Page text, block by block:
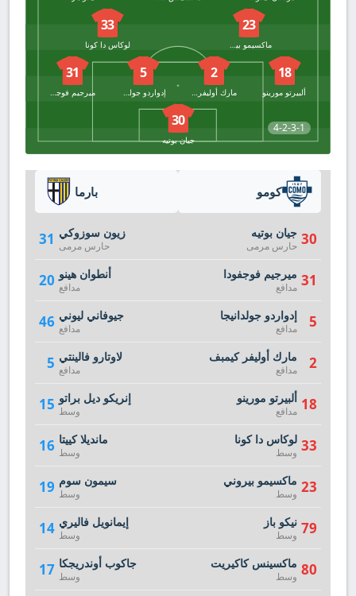
4-2-3-1
23
ماكسيمو بيروني
33
لوكاس دا كونا
18
ألبيرتو مورينو
2
مارك أوليفر كيمبف
5
إدواردو جولدانيجا
31
ميرجيم فوجفودا
30
جيان بوتيه
بارما
31 زيون سوزوكي
حارس مرمى
20 أنطوان هينو
مدافع
46 جيوفاني ليوني
مدافع
5 لاوتارو فالينتي
مدافع
15 إنريكو ديل براتو
وسط
16 مانديلا كييتا
وسط
19 سيمون سوم
وسط
14 إيمانويل فاليري
وسط
17 جاكوب أوندريجكا
وسط
كومو
30 جيان بوتيه
حارس مرمى
31 ميرجيم فوجفودا
مدافع
5 إدواردو جولدانيجا
مدافع
2 مارك أوليفر كيمبف
مدافع
18 ألبيرتو مورينو
مدافع
33 لوكاس دا كونا
وسط
23 ماكسيمو بيروني
وسط
79 نيكو باز
وسط
80 ماكسينس كاكيريت
وسط